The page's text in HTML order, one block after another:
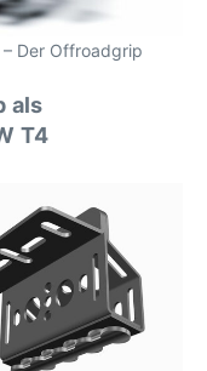
Der Offroadgrip
als
T4